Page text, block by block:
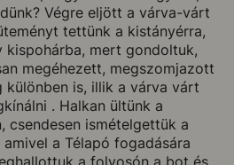
Végre eljött a várva-várt
tettünk a kistányérra,
mert gondoltuk,
megéhezett, megszomjazott
különben is, illik a várva várt
. Halkan ültünk a
csendesen ismételgettük a
a Télapó fogadására